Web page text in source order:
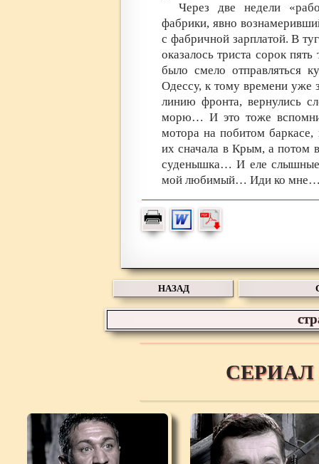
Через две недели
фабрики, явно
с фабричной зарплатой. В
оказалось триста сорок
было смело отправляться
Одессу, к тому времени уже
линию фронта, вернулись
морю… И это тоже
мотора на побитом баркасе,
их сначала в Крым, а потом
суденышка… И еле слышные
мой любимый… Иди ко
НАЗАД